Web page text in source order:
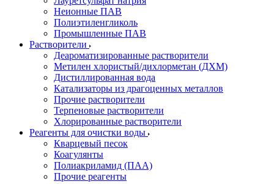
Неионные ПАВ
Полиэтиленгликоль
Промышленные ПАВ
Растворители
Деароматизированные растворители
Метилен хлористый/дихлорметан (ДХМ)
Дистиллированная вода
Катализаторы из драгоценных металлов
Прочие растворители
Терпеновые растворители
Хлорированные растворители
Реагенты для очистки воды
Кварцевый песок
Коагулянты
Полиакриламид (ПАА)
Прочие реагенты